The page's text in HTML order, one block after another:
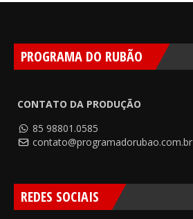
PROGRAMA DO RUBÃO
CONTATO DA PRODUÇÃO
85 98801.0585
contato@programadorubao.com.br
REDES SOCIAIS